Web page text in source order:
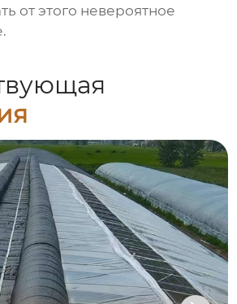
от этого невероятное